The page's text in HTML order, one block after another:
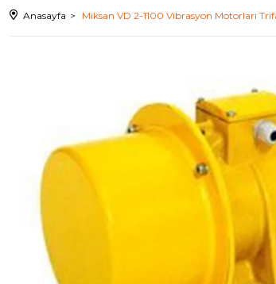
Anasayfa Miksan VD 2-1100 Vibrasyon Motorları